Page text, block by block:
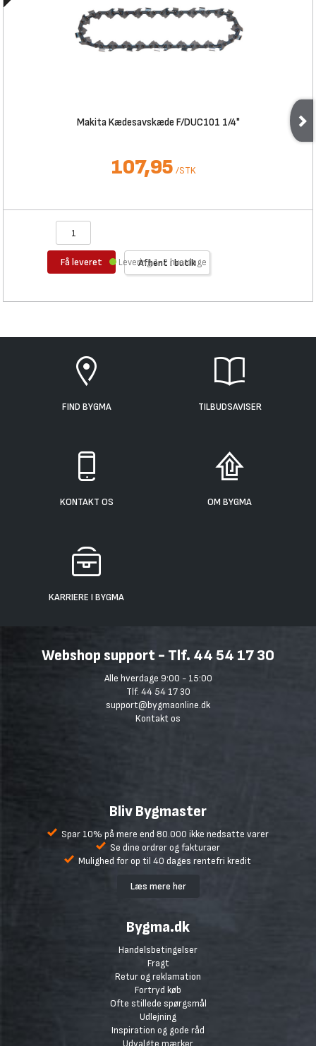
Makita Kædesavskæde F/DUC101 1/4"
107,95 /STK
Få leveret Afhent i butik
Levering 1-2 hverdage
FIND BYGMA TILBUDSAVISER
KONTAKT OS OM BYGMA
KARRIERE I BYGMA
Webshop support - Tlf. 44 54 17 30
Alle hverdage 9:00 - 15:00
Tlf. 44 54 17 30
support@bygmaonline.dk
Kontakt os
Bliv Bygmaster
Spar 10% på mere end 80.000 ikke nedsatte varer
Se dine ordrer og fakturaer
Mulighed for op til 40 dages rentefri kredit
Læs mere her
Bygma.dk
Handelsbetingelser
Fragt
Retur og reklamation
Fortryd køb
Ofte stillede spørgsmål
Udlejning
Inspiration og gode råd
Udvalgte mærker